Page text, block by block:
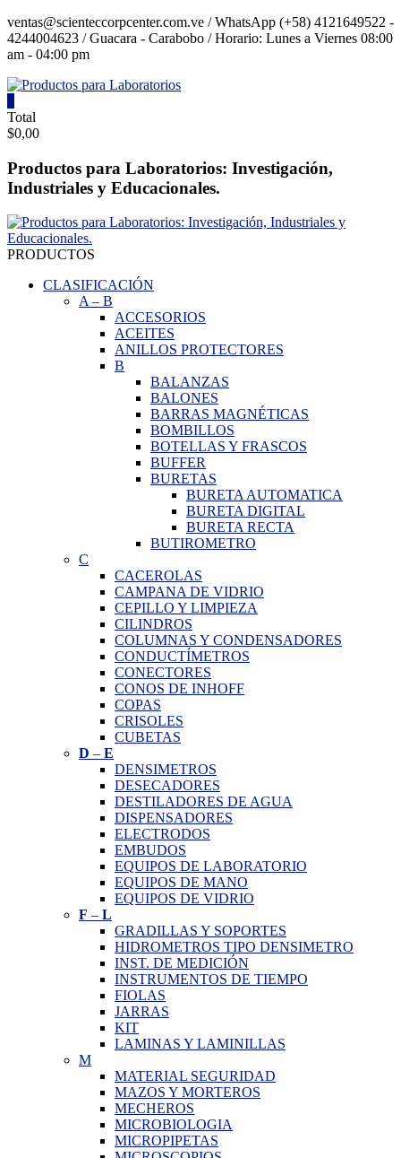
Saltar
contenido
ventas@scienteccorpcenter.com.ve / WhatsApp (+58) 4121649522 -
4244004623 / Guacara - Carabobo / Horario: Lunes a Viernes 08:00
am - 04:00 pm
Productos
para
Laboratorios
Investigación,
y
Educacionales.
Total
$0,00
Productos para Laboratorios: Investigación,
Industriales y Educacionales.
PRODUCTOS
CLASIFICACIÓN
A– B
ACCESORIOS
ACEITES
ANILLOS PROTECTORES
B
BALANZAS
BALONES
BARRAS MAGNÉTICAS
BOMBILLOS
BOTELLAS Y FRASCOS
BUFFER
BURETAS
BURETA AUTOMATICA
BURETA DIGITAL
BURETA RECTA
BUTIROMETRO
C
CACEROLAS
CAMPANA DE VIDRIO
CEPILLO Y LIMPIEZA
CILINDROS
COLUMNAS Y CONDENSADORES
CONDUCTÍMETROS
CONECTORES
CONOS DE INHOFF
COPAS
CRISOLES
CUBETAS
D – E
DENSIMETROS
DESECADORES
DESTILADORES DE AGUA
DISPENSADORES
ELECTRODOS
EMBUDOS
EQUIPOS DE LABORATORIO
EQUIPOS DE MANO
EQUIPOS DE VIDRIO
F – L
GRADILLAS Y SOPORTES
HIDROMETROS TIPO DENSIMETRO
INST. DE MEDICIÓN
INSTRUMENTOS DE TIEMPO
FIOLAS
JARRAS
KIT
LAMINAS Y LAMINILLAS
M
MATERIAL SEGURIDAD
MAZOS Y MORTEROS
MECHEROS
MICROBIOLOGIA
MICROPIPETAS